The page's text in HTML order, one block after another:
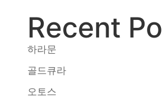
웹사이트 - 백조씽
사진, 광고디자인
Recent
하라문
골드큐라
오토스